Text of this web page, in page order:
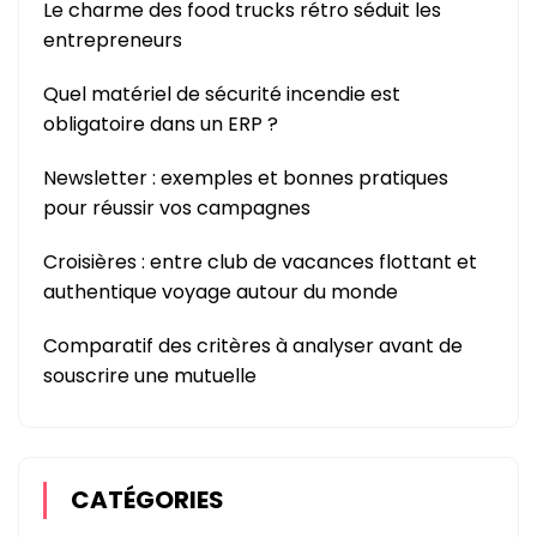
Le charme des food trucks rétro séduit les
entrepreneurs
Quel matériel de sécurité incendie est
obligatoire dans un ERP ?
Newsletter : exemples et bonnes pratiques
pour réussir vos campagnes
Croisières : entre club de vacances flottant et
authentique voyage autour du monde
Comparatif des critères à analyser avant de
souscrire une mutuelle
CATÉGORIES